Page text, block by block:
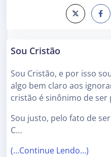
Sou Cristão
Sou Cristão, e por isso
algo bem claro aos
cristão é sinônimo de ser
Sou justo, pelo fato de
C…
(…Continue Lendo…)